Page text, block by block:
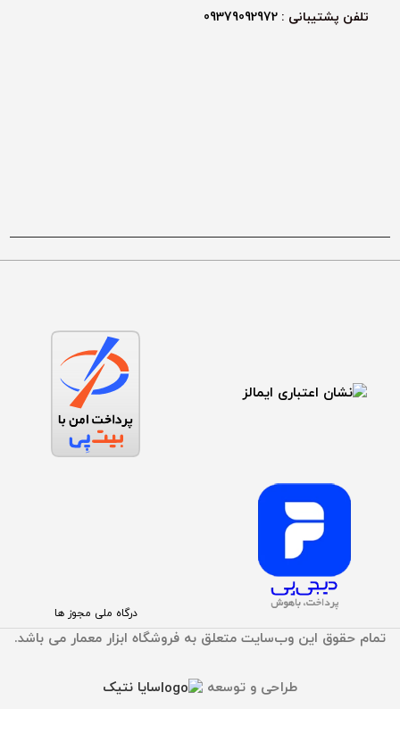
تلفن پشتیبانی : 09379092972
درگاه ملی مجوز ها
تمام حقوق اين وب‌سايت متعلق به فروشگاه ابزار معمار می باشد.
طراحی و توسعه سایا نتیک